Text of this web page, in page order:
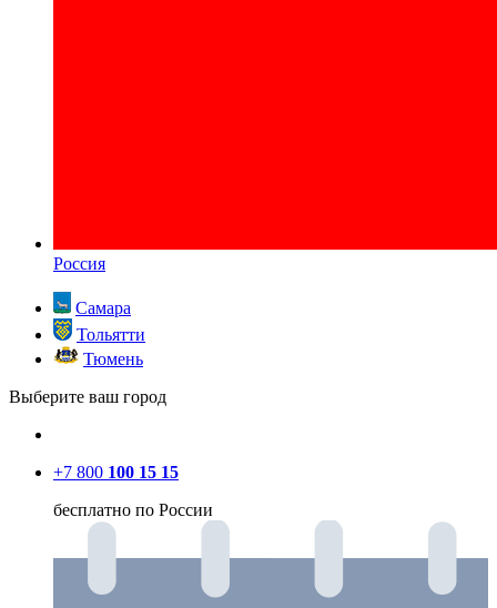
Россия
Самара
Тольятти
Тюмень
Выберите ваш город
+7 800 100 15 15
бесплатно по России